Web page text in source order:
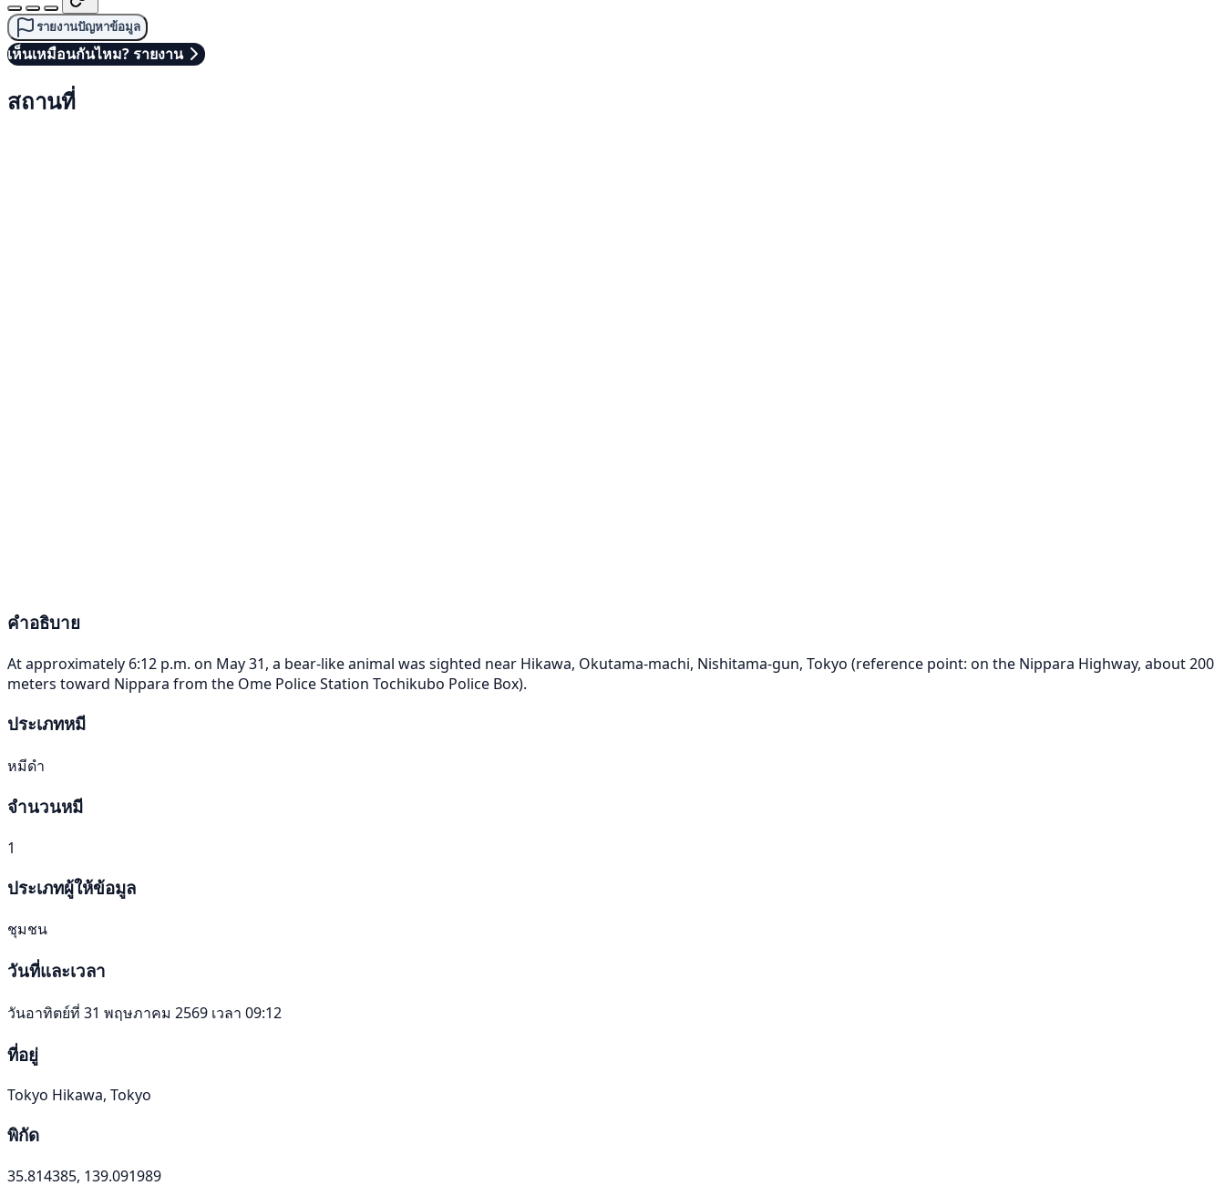
รายงานปัญหาข้อมูล
เห็นเหมือนกันไหม? รายงาน
สถานที่
คำอธิบาย
At approximately 6:12 p.m. on May 31, a bear-like animal was sighted near Hikawa, Okutama-machi, Nishitama-gun, Tokyo (reference point: on the Nippara Highway, about 200
meters toward Nippara from the Ome Police Station Tochikubo Police Box).
ประเภทหมี
หมีดำ
จำนวนหมี
1
ประเภทผู้ให้ข้อมูล
ชุมชน
วันที่และเวลา
วันอาทิตย์ที่ 31 พฤษภาคม 2569 เวลา 09:12
ที่อยู่
Tokyo Hikawa, Tokyo
พิกัด
35.814385, 139.091989